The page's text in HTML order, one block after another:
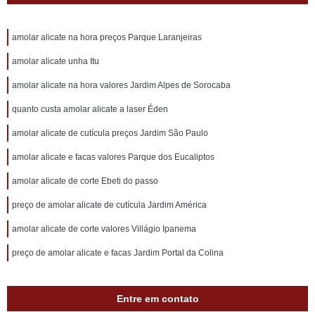
amolar alicate na hora preços Parque Laranjeiras
amolar alicate unha Itu
amolar alicate na hora valores Jardim Alpes de Sorocaba
quanto custa amolar alicate a laser Éden
amolar alicate de cutícula preços Jardim São Paulo
amolar alicate e facas valores Parque dos Eucaliptos
amolar alicate de corte Ebeti do passo
preço de amolar alicate de cutícula Jardim América
amolar alicate de corte valores Villágio Ipanema
preço de amolar alicate e facas Jardim Portal da Colina
Entre em contato